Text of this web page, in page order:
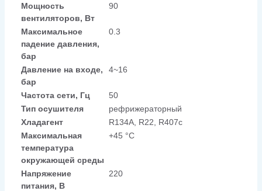
Мощность
вентиляторов, Вт
90
Максимальное
падение давления,
бар
0.3
Давление на входе,
бар
4~16
Частота сети, Гц
50
Тип осушителя
рефрижераторный
Хладагент
R134A, R22, R407c
Максимальная
температура
окружающей среды
+45 °C
Напряжение
питания, В
220